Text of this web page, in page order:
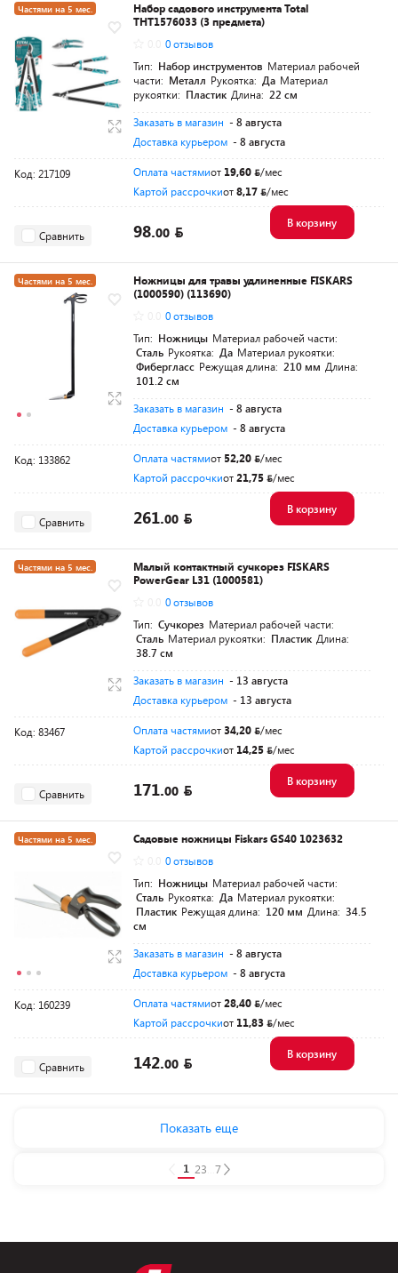
Частями на 5 мес.
Набор садового инструмента Total
THT1576033 (3 предмета)
0 отзывов
Тип: Набор инструментов Материал рабочей
части: Металл Рукоятка: Да Материал
рукоятки: Пластик Длина: 22 см
Заказать в магазин - 8 августа
Доставка курьером - 8 августа
Код: 217109 Оплата частямиот 19,60
/мес
Картой рассрочкиот8,17 /мес
Сравнить 98.00
В корзину
Частями на 5 мес.
Разумная цена
Ножницы для травы удлиненные FISKARS
(1000590) (113690)
0 отзывов
Тип: Ножницы Материал рабочей части:
Сталь Рукоятка: Да Материал рукоятки:
Фибергласс Режущая длина: 210 мм Длина:
101.2 см
Заказать в магазин - 8 августа
Доставка курьером - 8 августа
Код: 133862 Оплата частямиот 52,20
/мес
Картой рассрочкиот21,75 /мес
Сравнить 261.00
В корзину
Частями на 5 мес.
Малый контактный сучкорез FISKARS
PowerGear L31 (1000581)
0 отзывов
Тип: Сучкорез Материал рабочей части:
Сталь Материал рукоятки: Пластик Длина:
38.7 см
Заказать в магазин - 13 августа
Доставка курьером - 13 августа
Код: 83467 Оплата частямиот34,20
/мес
Картой рассрочкиот 14,25 /мес
Сравнить 171.00
В корзину
Частями на 5 мес.
Садовые ножницы Fiskars GS40 1023632
0 отзывов
Тип: Ножницы Материал рабочей части:
Сталь Рукоятка: Да Материал рукоятки:
Пластик Режущая длина: 120 мм Длина: 34.5
см
Заказать в магазин - 8 августа
Доставка курьером - 8 августа
Код: 160239 Оплата частямиот28,40
/мес
Картой рассрочкиот 11,83 /мес
Сравнить 142.00
В корзину
Показать еще
1 23 7